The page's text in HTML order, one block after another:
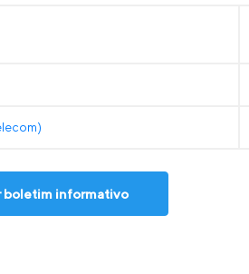
boletim informativo